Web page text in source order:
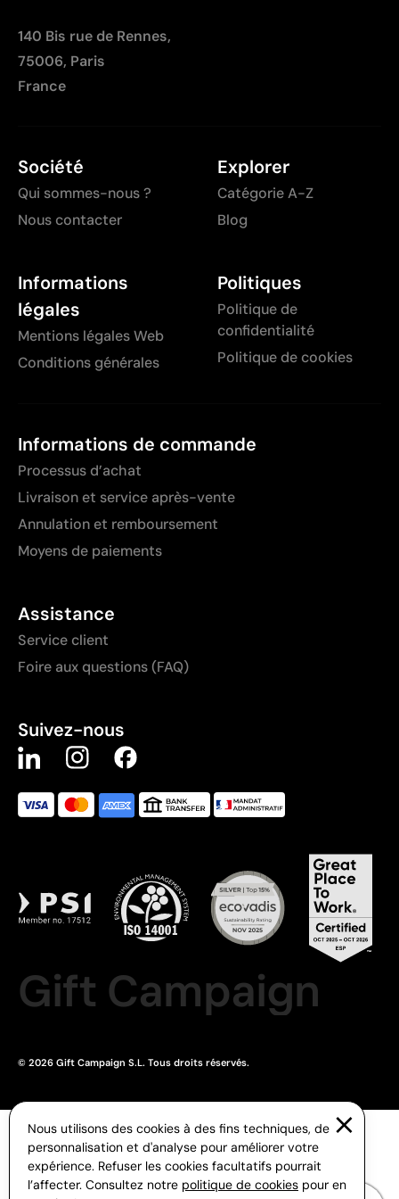
140 Bis rue de Rennes,
75006, Paris
France
Société
Qui sommes-nous ?
Nous contacter
Explorer
Catégorie A-Z
Blog
Informations
légales
Mentions légales Web
Conditions générales
Politiques
Politique de
confidentialité
Politique de cookies
Informations de commande
Processus d’achat
Livraison et service après-vente
Annulation et remboursement
Moyens de paiements
Assistance
Service client
Foire aux questions (FAQ)
Suivez-nous
Gift Campaign
© 2026 Gift Campaign S.L. Tous droits réservés.
Nous utilisons des cookies à des fins techniques, de
personnalisation et d'analyse pour améliorer votre
expérience. Refuser les cookies facultatifs pourrait
l’affecter. Consultez notre politique de cookies pour en